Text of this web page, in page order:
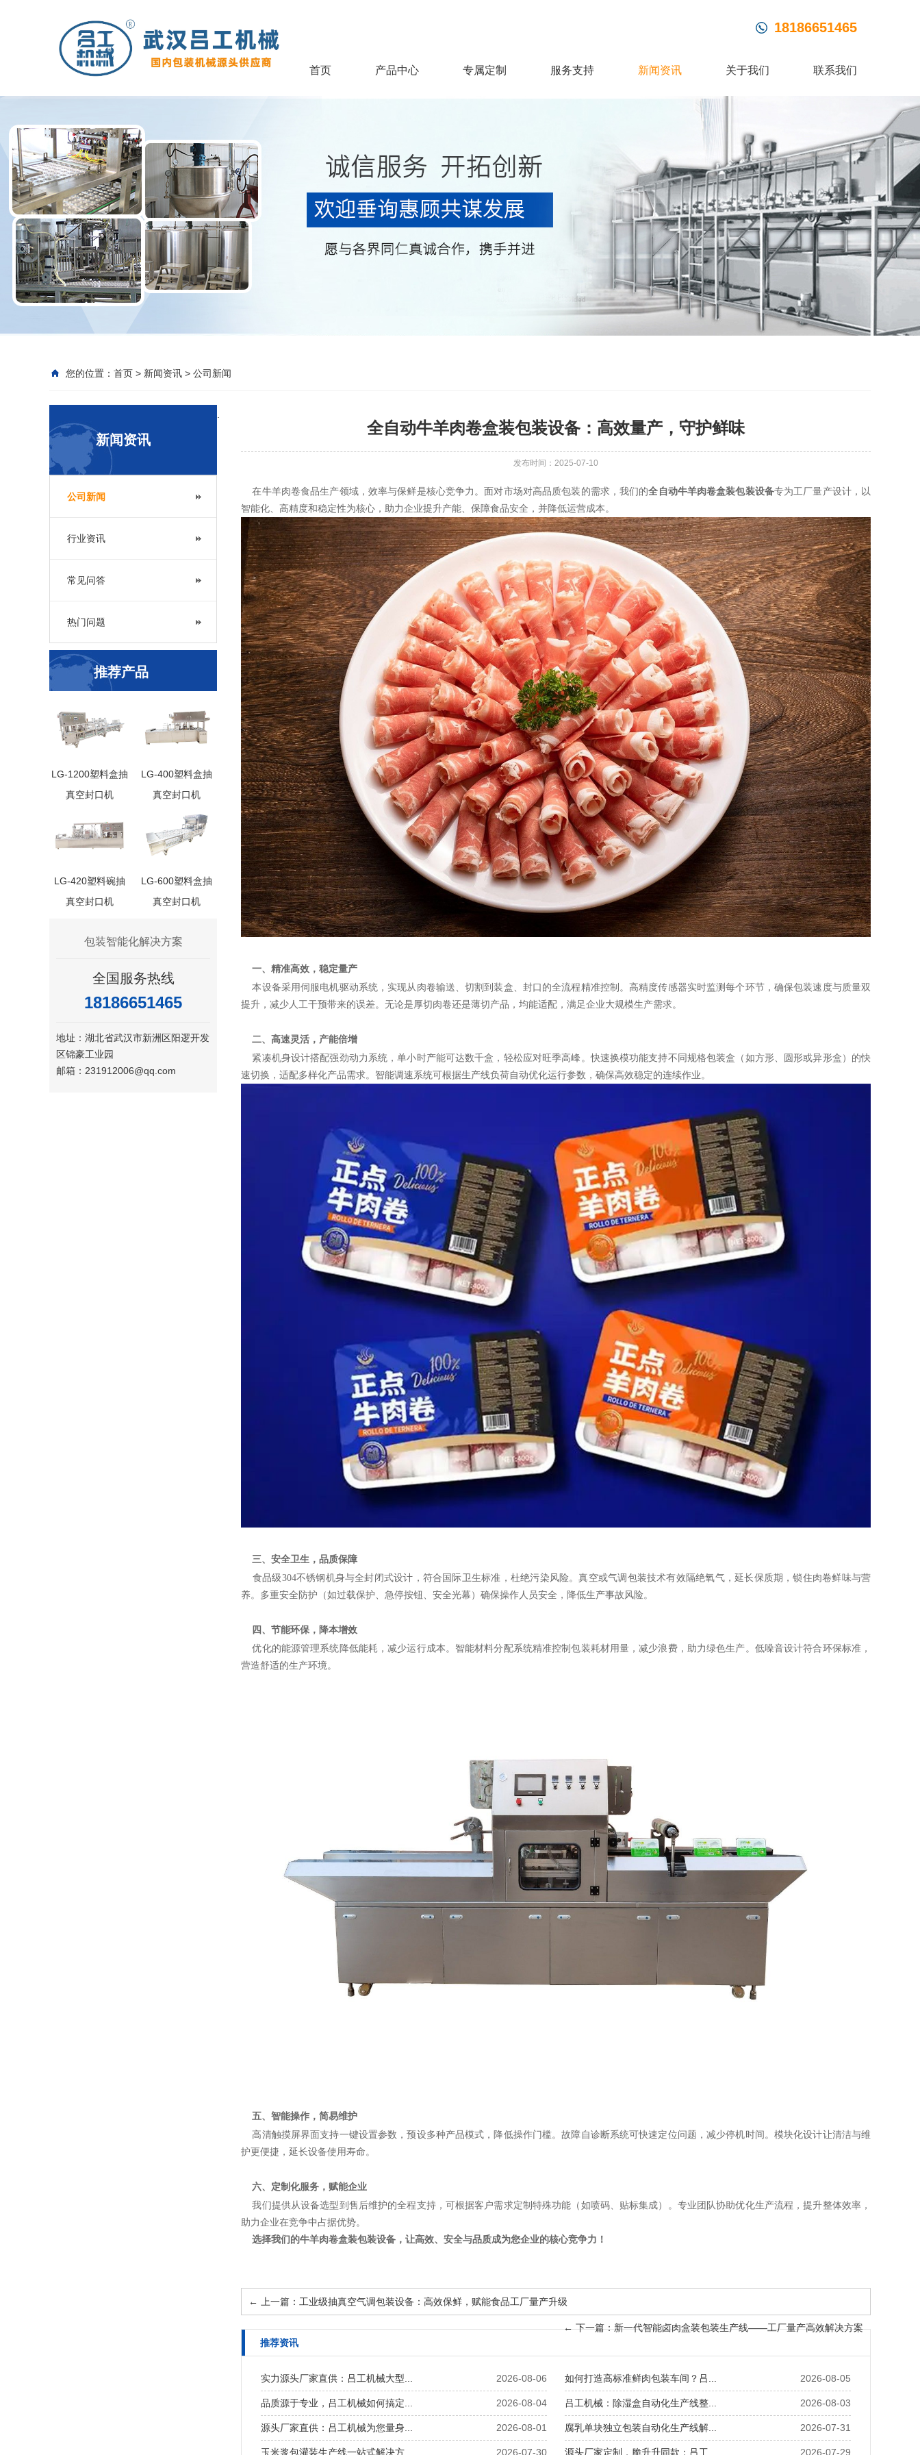
18186651465
首页 产品中心 专属定制 服务支持 新闻资讯 关于我们 联系我们
您的位置： 首页 > 新闻资讯 > 公司新闻
新闻资讯
公司新闻
行业资讯
常见问答
热门问题
推荐产品
LG-1200塑料盒抽
真空封口机
LG-400塑料盒抽
真空封口机
LG-420塑料碗抽
真空封口机
LG-600塑料盒抽
真空封口机
包装智能化解决方案
全国服务热线
18186651465
地址：湖北省武汉市新洲区阳逻开发
区锦豪工业园
邮箱：231912006@qq.com
全自动牛羊肉卷盒装包装设备：高效量产，守护鲜味
发布时间：2025-07-10
在牛羊肉卷食品生产领域，效率与保鲜是核心竞争力。面对市场对高品质包装的需求，我们的全自动牛羊肉卷盒装包装设备专为工厂量产设计，以
智能化、高精度和稳定性为核心，助力企业提升产能、保障食品安全，并降低运营成本。
一、精准高效，稳定量产
本设备采用伺服电机驱动系统，实现从肉卷输送、切割到装盒、封口的全流程精准控制。高精度传感器实时监测每个环节，确保包装速度与质量双
提升，减少人工干预带来的误差。无论是厚切肉卷还是薄切产品，均能适配，满足企业大规模生产需求。
二、高速灵活，产能倍增
紧凑机身设计搭配强劲动力系统，单小时产能可达数千盒，轻松应对旺季高峰。快速换模功能支持不同规格包装盒（如方形、圆形或异形盒）的快
速切换，适配多样化产品需求。智能调速系统可根据生产线负荷自动优化运行参数，确保高效稳定的连续作业。
三、安全卫生，品质保障
食品级304不锈钢机身与全封闭式设计，符合国际卫生标准，杜绝污染风险。真空或气调包装技术有效隔绝氧气，延长保质期，锁住肉卷鲜味与营
养。多重安全防护（如过载保护、急停按钮、安全光幕）确保操作人员安全，降低生产事故风险。
四、节能环保，降本增效
优化的能源管理系统降低能耗，减少运行成本。智能材料分配系统精准控制包装耗材用量，减少浪费，助力绿色生产。低噪音设计符合环保标准，
营造舒适的生产环境。
五、智能操作，简易维护
高清触摸屏界面支持一键设置参数，预设多种产品模式，降低操作门槛。故障自诊断系统可快速定位问题，减少停机时间。模块化设计让清洁与维
护更便捷，延长设备使用寿命。
六、定制化服务，赋能企业
我们提供从设备选型到售后维护的全程支持，可根据客户需求定制特殊功能（如喷码、贴标集成）。专业团队协助优化生产流程，提升整体效率，
助力企业在竞争中占据优势。
选择我们的牛羊肉卷盒装包装设备，让高效、安全与品质成为您企业的核心竞争力！
← 上一篇：工业级抽真空气调包装设备：高效保鲜，赋能食品工厂量产升级
←下一篇：新一代智能卤肉盒装包装生产线——工厂量产高效解决方案
推荐资讯
2026-08-06
实力源头厂家直供：吕工机械大型... 2026-08-05
如何打造高标准鲜肉包装车间？吕...
2026-08-04
品质源于专业，吕工机械如何搞定... 2026-08-03
吕工机械：除湿盒自动化生产线整...
2026-08-01
源头厂家直供：吕工机械为您量身... 2026-07-31
腐乳单块独立包装自动化生产线解...
2026-07-30
玉米浆包灌装生产线一站式解决方... 2026-07-29
源头厂家定制，脆升升同款：吕工...